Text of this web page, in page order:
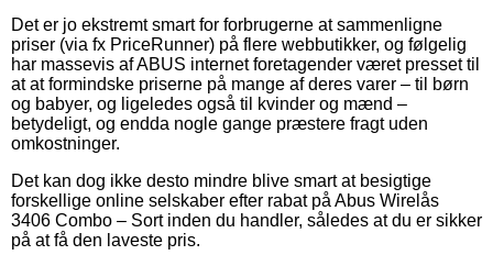
Det er jo ekstremt smart for forbrugerne at sammenligne
priser (via fx PriceRunner) på flere webbutikker, og følgelig
har massevis af ABUS internet foretagender været presset til
at at formindske priserne på mange af deres varer – til børn
og babyer, og ligeledes også til kvinder og mænd –
betydeligt, og endda nogle gange præstere fragt uden
omkostninger.
Det kan dog ikke desto mindre blive smart at besigtige
forskellige online selskaber efter rabat på Abus Wirelås
3406 Combo – Sort inden du handler, således at du er sikker
på at få den laveste pris.